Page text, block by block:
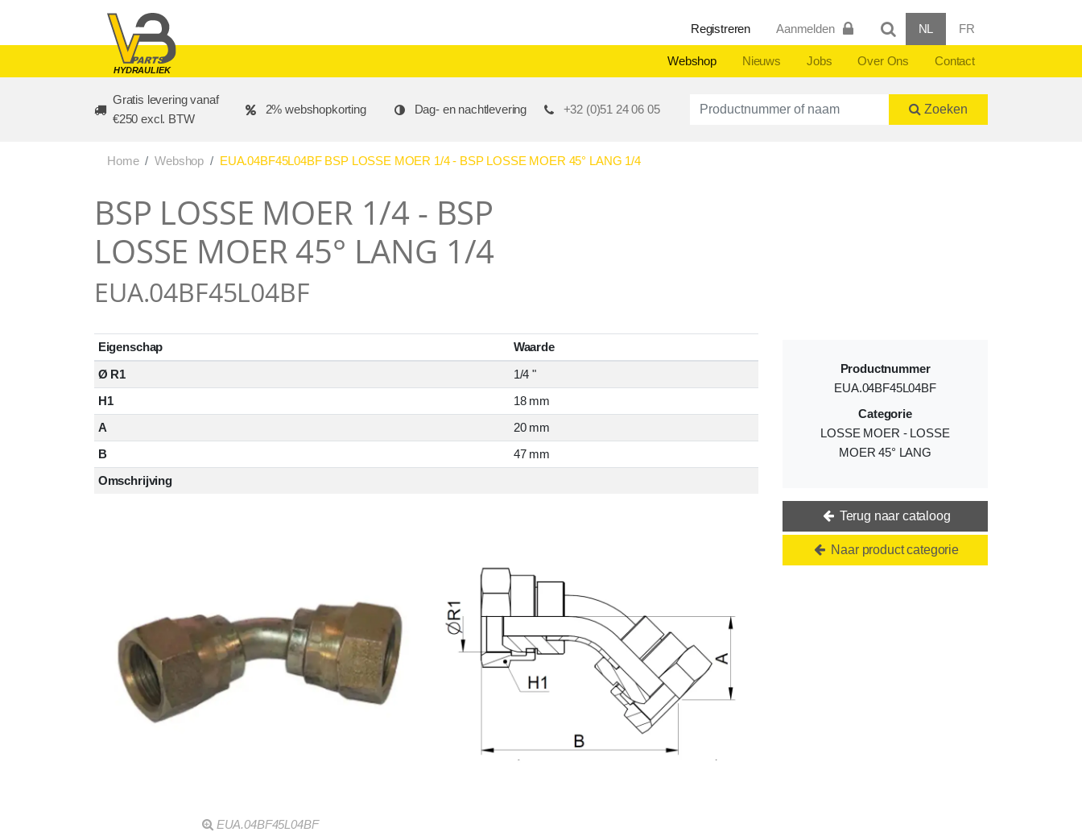
HYDRAULIEK
Registreren Aanmelden NL FR
Webshop Nieuws Jobs Over Ons Contact
Gratis levering vanaf
€250 excl. BTW
2% webshopkorting Dag- en nachtlevering +32 (0)51 24 06 05 Productnummer of naam Zoeken
Home Webshop EUA.04BF45L04BF BSP LOSSE MOER 1/4 - BSP LOSSE MOER 45° LANG 1/4
BSP LOSSE MOER 1/4 - BSP
LOSSE MOER 45° LANG 1/4
EUA.04BF45L04BF
Eigenschap
Waarde
Ø R1
1/4 "
H1
18 mm
A
20 mm
B
47 mm
Omschrijving
EUA.04BF45L04BF
Productnummer
EUA.04BF45L04BF
Categorie
LOSSE MOER - LOSSE
MOER 45° LANG
Terug naar cataloog
Naar product categorie